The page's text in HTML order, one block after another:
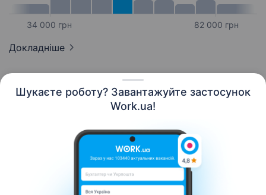
Шукаєте роботу? Завантажуйте застосунок
Work.ua!
34 000 грн 82 000 грн
Докладніше